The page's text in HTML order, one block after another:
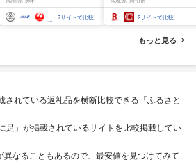
7サイトで比較
ひとめぼれ ササニシキ
セット 銘柄米 味比べ
リエーション お楽しみ
食味 毎日の食卓 毎月
わる 色々試せる 志賀
2サイトで比較
もっと見る
されている返礼品を横断比較できる「ふるさと
足」が掲載されているサイトを比較掲載してい
なることもあるので、最安値を見つけてみて